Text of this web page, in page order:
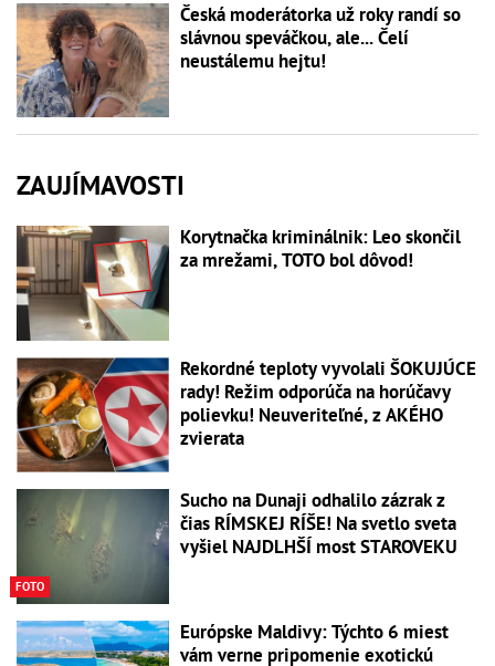
Česká moderátorka už roky randí so
slávnou speváčkou, ale... Čelí
neustálemu hejtu!
ZAUJÍMAVOSTI
Korytnačka kriminálnik: Leo skončil
za mrežami, TOTO bol dôvod!
Rekordné teploty vyvolali ŠOKUJÚCE
rady! Režim odporúča na horúčavy
polievku! Neuveriteľné, z AKÉHO
zvierata
FOTO
Sucho na Dunaji odhalilo zázrak z
čias RÍMSKEJ RÍŠE! Na svetlo sveta
vyšiel NAJDLHŠÍ most STAROVEKU
Európske Maldivy: Týchto 6 miest
vám verne pripomenie exotickú